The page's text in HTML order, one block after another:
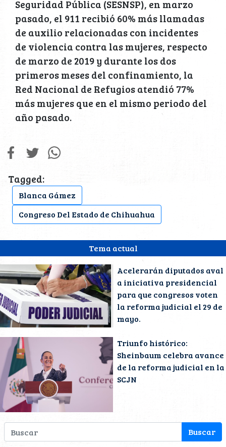
Tema actual
Acelerarán diputados aval
a iniciativa presidencial
para que congresos voten
la reforma judicial el 29 de
mayo.
Triunfo histórico:
Sheinbaum celebra avance
de la reforma judicial en la
SCJN
Seguridad Pública (SESNSP), en marzo
pasado, el 911 recibió 60% más llamadas
de auxilio relacionadas con incidentes
de violencia contra las mujeres, respecto
de marzo de 2019 y durante los dos
primeros meses del confinamiento, la
Red Nacional de Refugios atendió 77%
más mujeres que en el mismo periodo del
año pasado.
Tagged:
Blanca Gámez
Congreso Del Estado de Chihuahua